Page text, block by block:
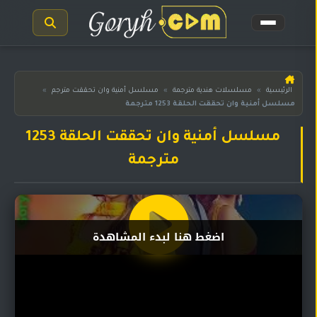
الرئيسية
مسلسلات
المترجمة
مدبلجة
الرئيسية » مسلسلات هندية مترجمة » مسلسل أمنية وان تحققت مترجم
»
مسلسل أمنية وان تحققت الحلقة 1253 مترجمة
مسلسل أمنية وان تحققت الحلقة 1253
مترجمة
اضغط هنا لبدء المشاهدة